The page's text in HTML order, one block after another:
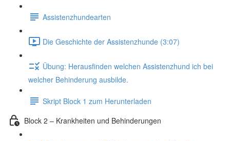
Assistenzhundearten
Die Geschichte der Assistenzhunde (3:07)
Übung: Herausfinden welchen Assistenzhund ich bei
welcher Behinderung ausbilde.
Skript Block 1 zum Herunterladen
Block 2 – Krankheiten und Behinderungen